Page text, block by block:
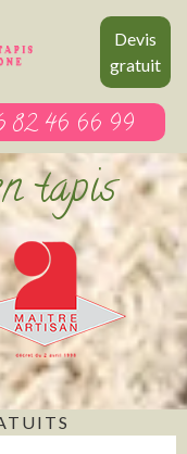
Devis
gratuit
82 46 66 99
tapis